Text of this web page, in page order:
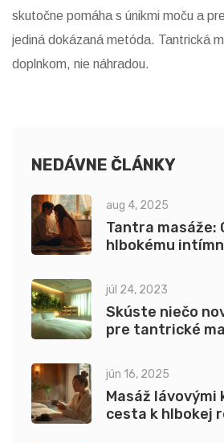
skutočne pomáha s únikmi moču a
jediná dokázaná metóda. Tantrická
doplnkom, nie náhradou.
NEDÁVNE ČLÁNKY
aug 4, 2025
Tantra masáže:
hlbokému
júl 24, 2023
Skúste niečo
pre tantrické
jún 16, 2025
Masáž lávovými
cesta k hlbokej